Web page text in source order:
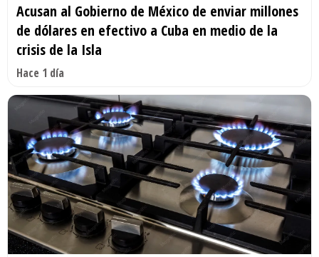
Acusan al Gobierno de México de enviar millones
de dólares en efectivo a Cuba en medio de la
crisis de la Isla
Hace 1 día